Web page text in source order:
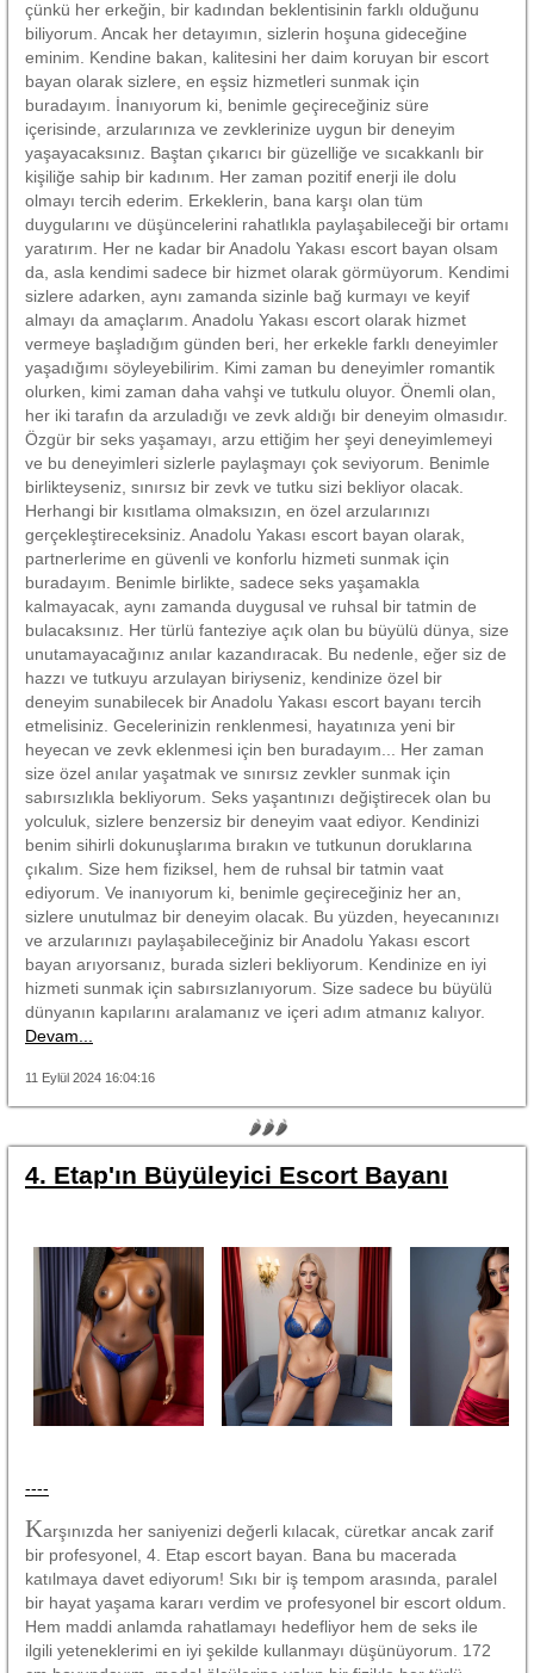
çünkü her erkeğin, bir kadından beklentisinin farklı olduğunu
biliyorum. Ancak her detayımın, sizlerin hoşuna gideceğine
eminim. Kendine bakan, kalitesini her daim koruyan bir escort
bayan olarak sizlere, en eşsiz hizmetleri sunmak için
buradayım. İnanıyorum ki, benimle geçireceğiniz süre
içerisinde, arzularınıza ve zevklerinize uygun bir deneyim
yaşayacaksınız. Baştan çıkarıcı bir güzelliğe ve sıcakkanlı bir
kişiliğe sahip bir kadınım. Her zaman pozitif enerji ile dolu
olmayı tercih ederim. Erkeklerin, bana karşı olan tüm
duygularını ve düşüncelerini rahatlıkla paylaşabileceği bir ortamı
yaratırım. Her ne kadar bir Anadolu Yakası escort bayan olsam
da, asla kendimi sadece bir hizmet olarak görmüyorum. Kendimi
sizlere adarken, aynı zamanda sizinle bağ kurmayı ve keyif
almayı da amaçlarım. Anadolu Yakası escort olarak hizmet
vermeye başladığım günden beri, her erkekle farklı deneyimler
yaşadığımı söyleyebilirim. Kimi zaman bu deneyimler romantik
olurken, kimi zaman daha vahşi ve tutkulu oluyor. Önemli olan,
her iki tarafın da arzuladığı ve zevk aldığı bir deneyim olmasıdır.
Özgür bir seks yaşamayı, arzu ettiğim her şeyi deneyimlemeyi
ve bu deneyimleri sizlerle paylaşmayı çok seviyorum. Benimle
birlikteyseniz, sınırsız bir zevk ve tutku sizi bekliyor olacak.
Herhangi bir kısıtlama olmaksızın, en özel arzularınızı
gerçekleştireceksiniz. Anadolu Yakası escort bayan olarak,
partnerlerime en güvenli ve konforlu hizmeti sunmak için
buradayım. Benimle birlikte, sadece seks yaşamakla
kalmayacak, aynı zamanda duygusal ve ruhsal bir tatmin de
bulacaksınız. Her türlü fanteziye açık olan bu büyülü dünya, size
unutamayacağınız anılar kazandıracak. Bu nedenle, eğer siz de
hazzı ve tutkuyu arzulayan biriyseniz, kendinize özel bir
deneyim sunabilecek bir Anadolu Yakası escort bayanı tercih
etmelisiniz. Gecelerinizin renklenmesi, hayatınıza yeni bir
heyecan ve zevk eklenmesi için ben buradayım... Her zaman
size özel anılar yaşatmak ve sınırsız zevkler sunmak için
sabırsızlıkla bekliyorum. Seks yaşantınızı değiştirecek olan bu
yolculuk, sizlere benzersiz bir deneyim vaat ediyor. Kendinizi
benim sihirli dokunuşlarıma bırakın ve tutkunun doruklarına
çıkalım. Size hem fiziksel, hem de ruhsal bir tatmin vaat
ediyorum. Ve inanıyorum ki, benimle geçireceğiniz her an,
sizlere unutulmaz bir deneyim olacak. Bu yüzden, heyecanınızı
ve arzularınızı paylaşabileceğiniz bir Anadolu Yakası escort
bayan arıyorsanız, burada sizleri bekliyorum. Kendinize en iyi
hizmeti sunmak için sabırsızlanıyorum. Size sadece bu büyülü
dünyanın kapılarını aralamanız ve içeri adım atmanız kalıyor.
Devam...
11 Eylül 2024 16:04:16
🌶🌶🌶
4. Etap'ın Büyüleyici Escort Bayanı
----
Karşınızda her saniyenizi değerli kılacak, cüretkar ancak zarif
bir profesyonel, 4. Etap escort bayan. Bana bu macerada
katılmaya davet ediyorum! Sıkı bir iş tempom arasında, paralel
bir hayat yaşama kararı verdim ve profesyonel bir escort oldum.
Hem maddi anlamda rahatlamayı hedefliyor hem de seks ile
ilgili yeteneklerimi en iyi şekilde kullanmayı düşünüyorum. 172